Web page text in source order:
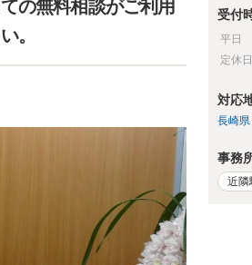
の無料相談がご利用
。
受付
平日
定休日
対応
長崎県
事務
近隣